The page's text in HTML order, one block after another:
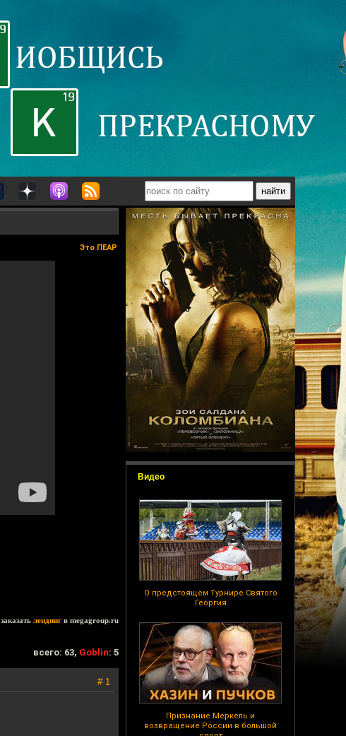
Видео
О предстоящем Турнире Святого
Георгия
Признание Меркель и
возвращение России в большой
Это ПЕАР
заказать лендинг в megagroup.ru
всего: 63, Goblin: 5
# 1